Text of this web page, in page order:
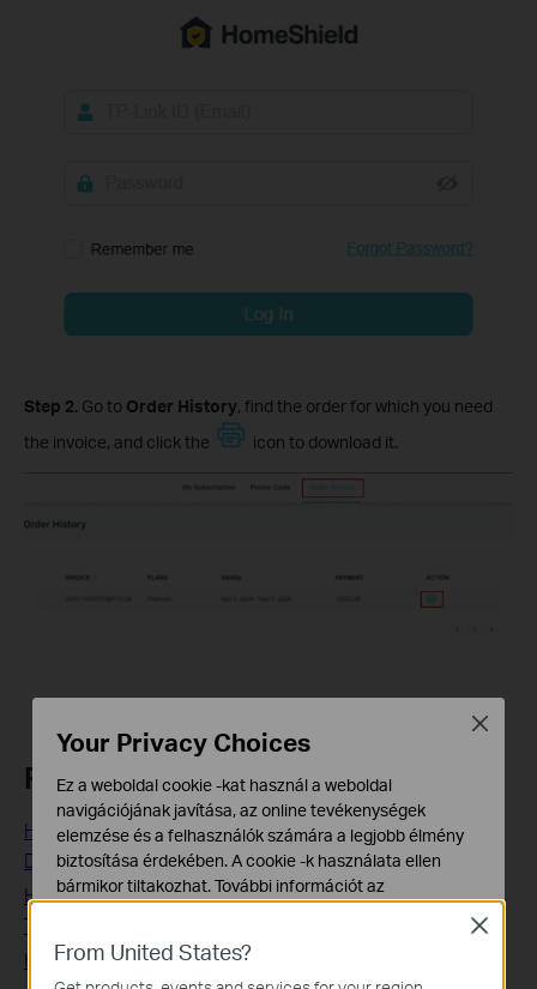
Step 2. Go to Order History, find the order for which you need
the invoice, and click the
icon to download it.
Related FAQs
How to set up HomeShield Parental Controls feature on
Deco/Router
How to use the HomeShield Real-Time Protection on a
TP-Link Router/Deco
How to subscribe to TP-Link HomeShield Service
From United States?
Close
Your Privacy Choices
Ez a weboldal cookie -kat használ a weboldal
navigációjának javítása, az online tevékenységek
elemzése és a felhasználók számára a legjobb élmény
biztosítása érdekében. A cookie -k használata ellen
bármikor tiltakozhat. További információt az
Alap Cookie-k
Ezek a cookie -k a webhely működéséhez szükségesek,
Close